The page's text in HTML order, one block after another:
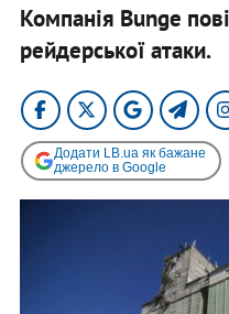
Компанія Bunge
рейдерської атаки.
Додати LB.ua як бажане
джерело в Google